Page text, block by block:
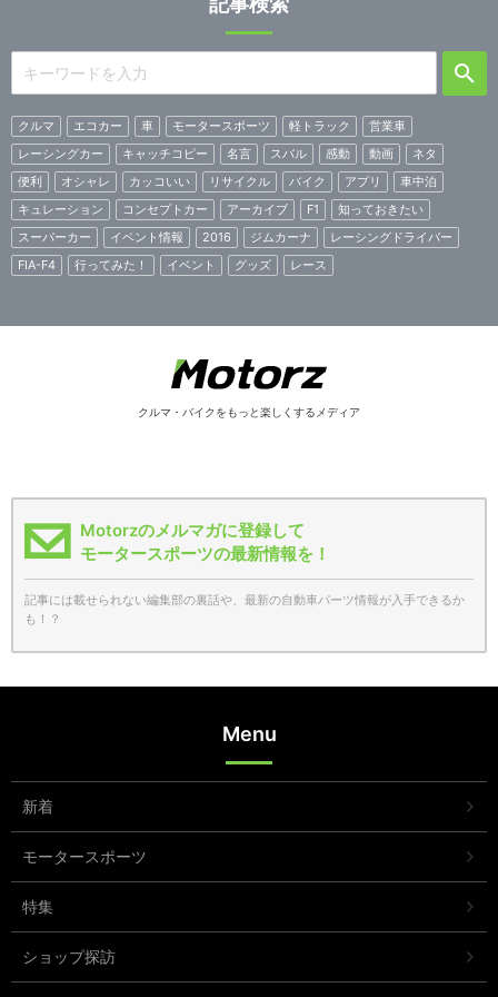
クルマ エコカー 車 モータースポーツ 軽トラック
営業車
レーシングカー
キャッチコピー 名言 スバル 感動 動画
ネタ
便利
オシャレ カッコいい リサイクル バイク アプリ
車中泊
キュレーション
コンセプトカー アーカイブ F1
知っておきたい
スーパーカー
イベント情報 2016 ジムカーナ
レーシングドライバー
FIA-F4
行ってみた！ イベント グッズ レース
クルマ・バイクをもっと楽しくするメディア
Motorzのメルマガに登録して
モータースポーツの最新情報を！
記事には載せられない編集部の裏話や、最新の自動車パーツ情報が入手できるか
も！？
Menu
新着
モータースポーツ
特集
ショップ探訪